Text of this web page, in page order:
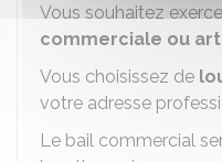
Vous souhaitez
commerciale ou
Vous choisissez de
votre adresse
Le bail commercial